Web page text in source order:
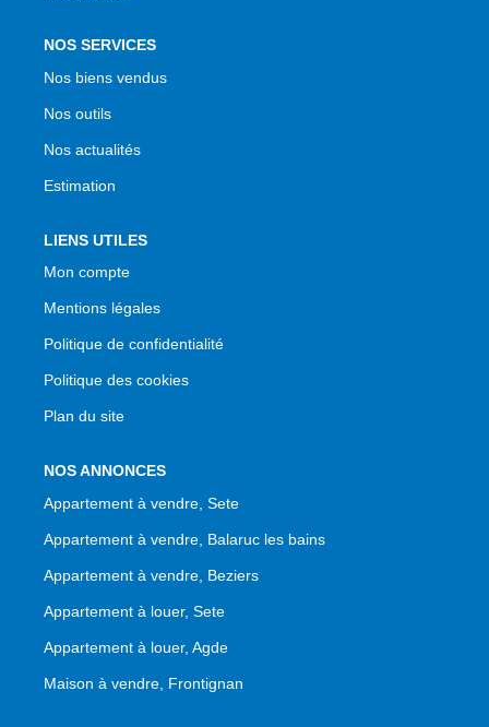
NOS SERVICES
Nos biens vendus
Nos outils
Nos actualités
Estimation
LIENS UTILES
Mon compte
Mentions légales
Politique de confidentialité
Politique des cookies
Plan du site
NOS ANNONCES
Appartement à vendre, Sete
Appartement à vendre, Balaruc les bains
Appartement à vendre, Beziers
Appartement à louer, Sete
Appartement à louer, Agde
Maison à vendre, Frontignan